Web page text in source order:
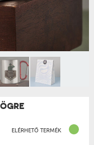
ELÉRHETŐ TERMÉK